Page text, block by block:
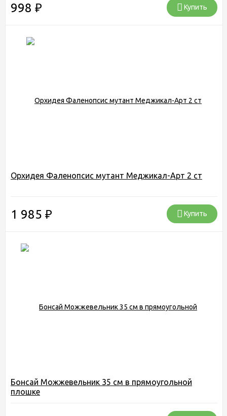
998 ₽ Купить
Орхидея Фаленопсис мутант Меджикал-Арт 2 ст
1 985 ₽ Купить
Бонсай Можжевельник 35 см в прямоугольной
плошке